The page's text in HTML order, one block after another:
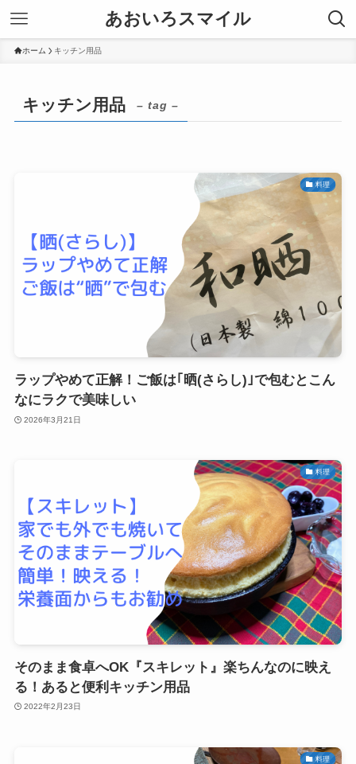
あおいろスマイル
ホーム キッチン用品
キッチン用品 – tag –
料理
ラップやめて正解！ご飯は｢晒(さらし)｣で包むとこん
なにラクで美味しい
2026年3月21日
料理
そのまま食卓へOK『スキレット』楽ちんなのに映え
る！あると便利キッチン用品
2022年2月23日
料理